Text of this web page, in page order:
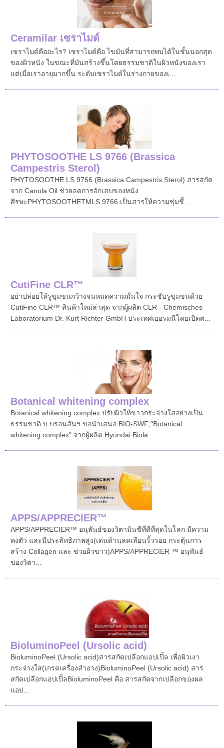
Ceramilar เซราไมด์
เซราไมด์คืออะไร? เซราไมด์คือ ไขมันที่สามารถพบได้ในชั้นนอกสุด
ของผิวหนัง ในขณะที่มันสร้างขึ้นโดยธรรมชาติในผิวหนังของเรา
แต่เมื่อเราอายุมากขึ้น ระดับเซราไมด์ในร่างกายของเ...
PHYTOSOOTHE LS 9766 (Brassica
Campestris Sterol)
PHYTOSOOTHE LS 9766 (Brassica Campestris Sterol) สารสกัด
จาก Canola Oil ช่วยลดการอักเสบของหนัง
ศีรษะPHYTOSOOTHETMLS 9766 เป็นสารให้ความชุ่มชื้...
CutiFine CLR™
อย่าปล่อยให้รูขุมขนกว้างจนหมดความมั่นใจ กระชับรูขุมขนด้วย
CutiFine CLR™ สินค้าใหม่ล่าสุด จากผู้ผลิต CLR - Chemisches
Laboratorium Dr. Kurt Richter GmbH ประเทศเยอรมนีโดยเปิดต...
Botanical whitening complex
Botanical whitening complex ปรับผิวให้ขาวกระจ่างใสอย่างเป็น
ธรรมชาติ บ.บรอนสันฯ ขอนำเสนอ BIO-SWF ฺ"Botanical
whitening complex" จากผู้ผลิต Hyundai Biola...
APPS/APPRECIER™
APPS/APPRECIER™ อนุพันธ์ของวิตามินซีที่ดีที่สุดในโลก มีความ
คงตัว และมีประสิทธิภาพสูง(เด่นด้านลดเลือนริ้วรอย กระตุ้นการ
สร้าง Collagen และ ช่วยผิวขาว)APPS/APPRECIER ™ อนุพันธ์
ของวิตา...
BioluminoPeel (Ursolic acid)
BioluminoPeel (Ursolic acid)สารสกัดเปลือกแอปเปิ้ล เพื่อผิวเงา
กระจ่างใส(เกรดเครื่องสำอาง)BioluminoPeel (Ursolic acid) สาร
สกัดเปลือกแอปเปิ้ลBioluminoPeel คือ สารสกัดจากเปลือกของผล
แอป...